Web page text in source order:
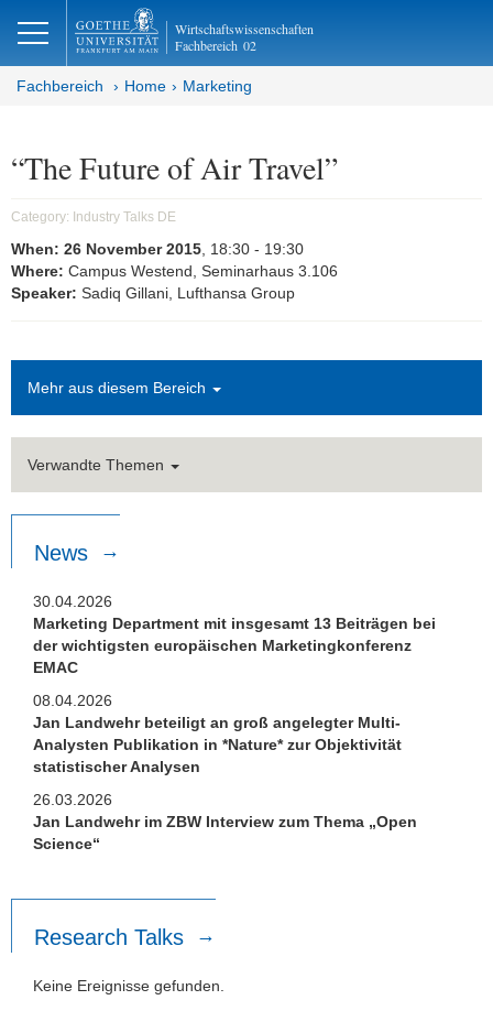
Wirtschaftswissenschaften
Fachbereich 02
Fachbereich Home Marketing
“The Future of Air Travel”
Category: Industry Talks DE
When: 26 November 2015 , 18:30 - 19:30
Where: Campus Westend, Seminarhaus 3.106
Speaker: Sadiq Gillani, Lufthansa Group
Mehr aus diesem Bereich
Verwandte Themen
News
30.04.2026
Marketing Department mit insgesamt 13 Beiträgen bei
der wichtigsten europäischen Marketingkonferenz
EMAC
08.04.2026
Jan Landwehr beteiligt an groß angelegter Multi-
Analysten Publikation in *Nature* zur Objektivität
statistischer Analysen
26.03.2026
Jan Landwehr im ZBW Interview zum Thema „Open
Science“
Research Talks
Keine Ereignisse gefunden.